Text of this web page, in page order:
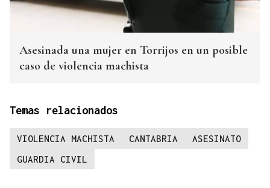
Asesinada una mujer en Torrijos en un posible
caso de violencia machista
Temas relacionados
VIOLENCIA MACHISTA CANTABRIA
ASESINATO
GUARDIA CIVIL